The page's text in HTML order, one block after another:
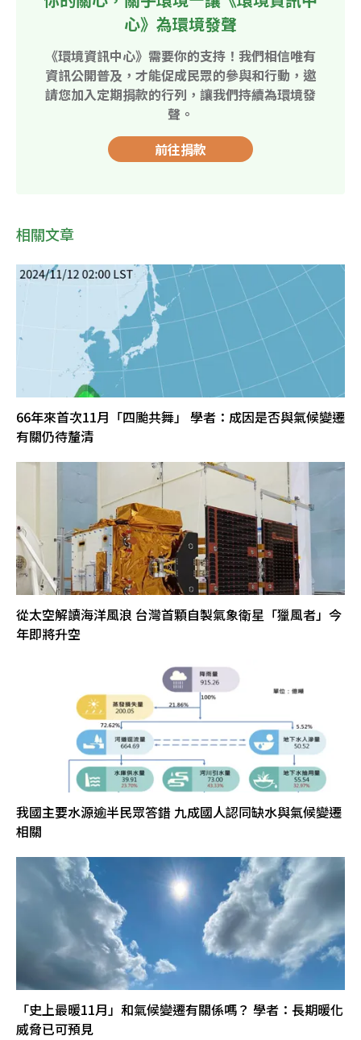
心》為環境發聲
《環境資訊中心》需要你的支持！我們相信唯有
資訊公開普及，才能促成民眾的參與和行動，邀
請您加入定期捐款的行列，讓我們持續為環境發
聲。
前往捐款
相關文章
66年來首次11月「四颱共舞」 學者：成因是否與氣候變遷
有關仍待釐清
從太空解讀海洋風浪 台灣首顆自製氣象衛星「獵風者」今
年即將升空
我國主要水源逾半民眾答錯 九成國人認同缺水與氣候變遷
相關
「史上最暖11月」和氣候變遷有關係嗎？ 學者：長期暖化
威脅已可預見